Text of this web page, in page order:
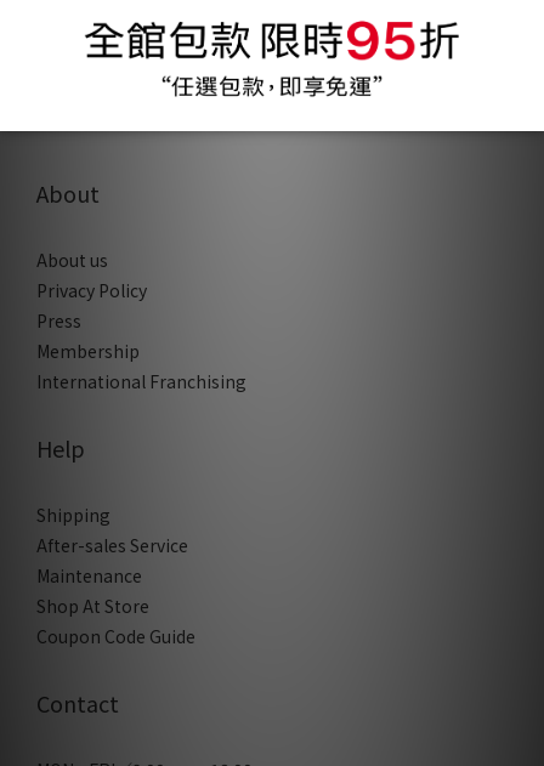
About
About us
Privacy Policy
Press
Membership
International Franchising
Help
Shipping
After-sales Service
Maintenance
Shop At Store
Coupon Code Guide
Contact